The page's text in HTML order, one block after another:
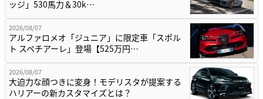
ッジ」530馬力＆30k…
2026/08/07
アルファロメオ「ジュニア」に限定車「スポル
ト スペチアーレ」登場【525万円…
2026/08/07
大迫力な顔つきに変身！モデリスタが提案する
ハリアーの新カスタマイズとは？